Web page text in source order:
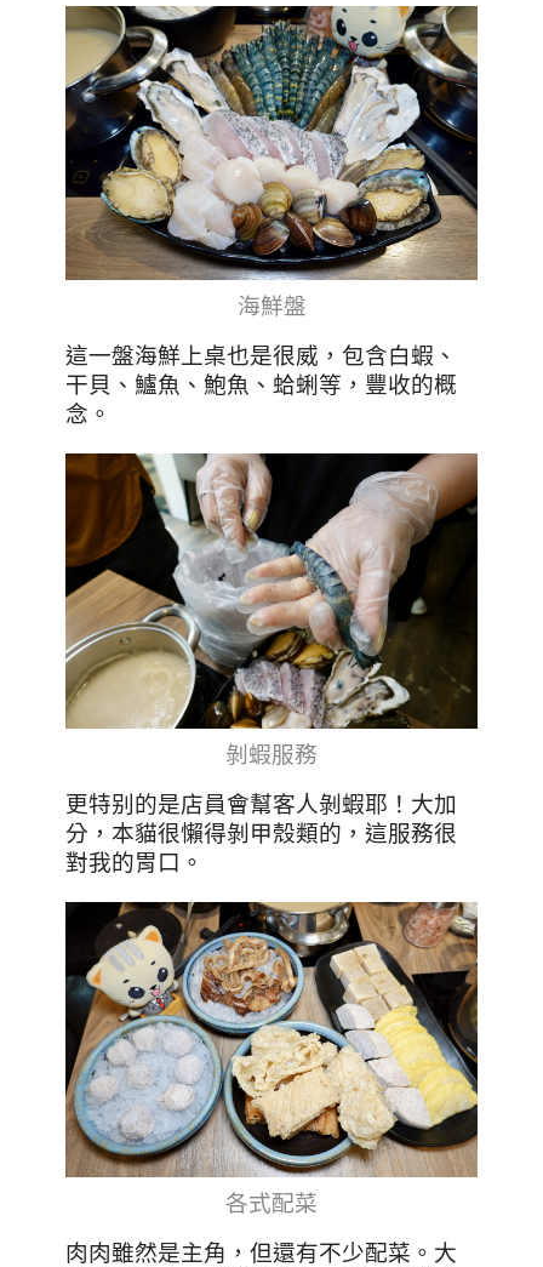
海鮮盤
這一盤海鮮上桌也是很威，包含白蝦、
干貝、鱸魚、鮑魚、蛤蜊等，豐收的概
念。
剝蝦服務
更特别的是店員會幫客人剝蝦耶！大加
分，本貓很懶得剝甲殼類的，這服務很
對我的胃口。
各式配菜
肉肉雖然是主角，但還有不少配菜。大